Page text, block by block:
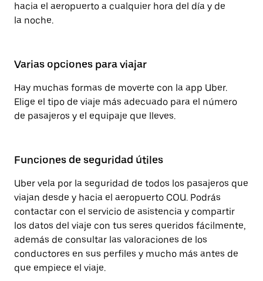
hacia el aeropuerto a cualquier hora del día y de
la noche.
Varias opciones para viajar
Hay muchas formas de moverte con la app Uber.
Elige el tipo de viaje más adecuado para el número
de pasajeros y el equipaje que lleves.
Funciones de seguridad útiles
Uber vela por la seguridad de todos los pasajeros que
viajan desde y hacia el aeropuerto COU. Podrás
contactar con el servicio de asistencia y compartir
los datos del viaje con tus seres queridos fácilmente,
además de consultar las valoraciones de los
conductores en sus perfiles y mucho más antes de
que empiece el viaje.